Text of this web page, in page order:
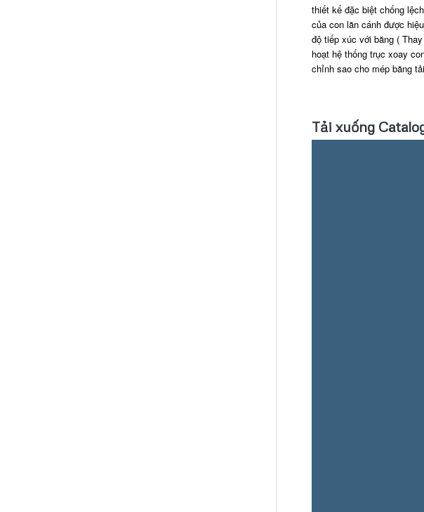
thiết kế đặc biệt chống
của con lăn cánh được
độ tiếp xúc với băng (
hoạt hệ thống trục xoay
chỉnh sao cho mép băng
Tải xuống